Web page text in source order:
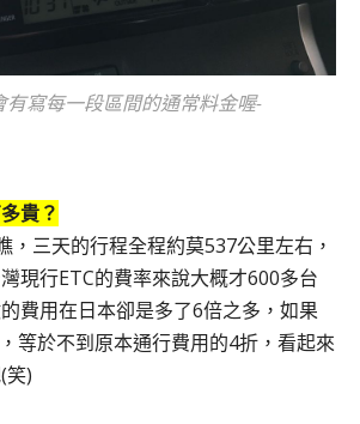
寫每一段區間的通常料金喔-
貴？
三天的行程全程約莫537公里左右，
現行ETC的費率來說大概才600多台
費用在日本卻是多了6倍之多，如果
等於不到原本通行費用的4折，看起來
笑)